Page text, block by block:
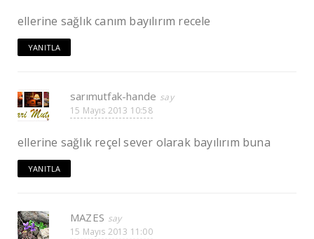
ellerine sağlık canım bayılırım recele
YANITLA
sarımutfak-hande
15 Mayıs 2013 10:58
ellerine sağlık reçel sever olarak bayılırım buna
YANITLA
MAZES
15 Mayıs 2013 11:00